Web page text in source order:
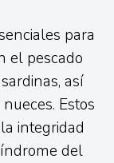
para
el pescado
así
Estos
integridad
del